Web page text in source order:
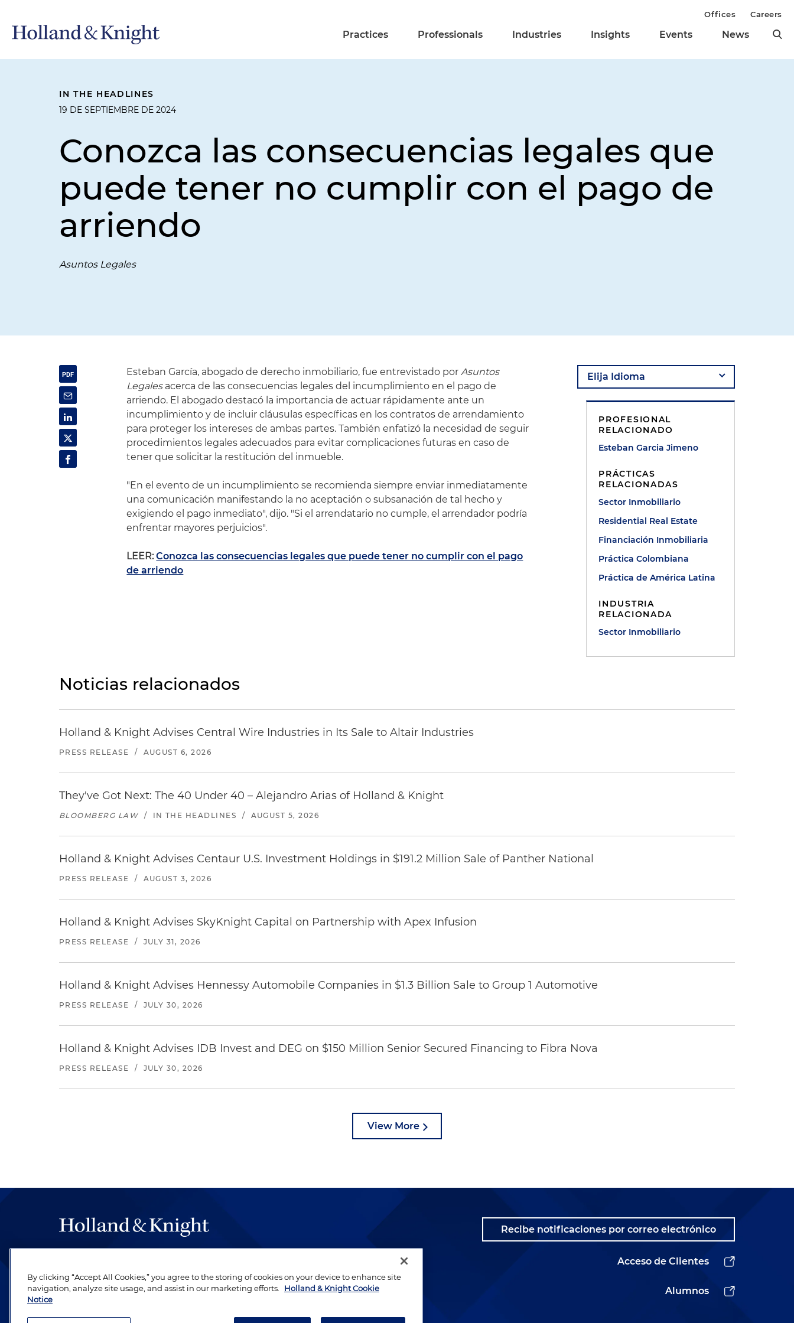
Practices Professionals Industries Insights Events News
Offices Careers
IN THE HEADLINES
19 DE SEPTIEMBRE DE 2024
Conozca las consecuencias legales que
puede tener no cumplir con el pago de
arriendo
Asuntos Legales
Esteban García, abogado de derecho inmobiliario, fue entrevistado porAsuntos
Legalesacerca de las consecuencias legales del incumplimiento en el pago de
arriendo. El abogado destacó la importancia de actuar rápidamente ante un
incumplimiento y de incluir cláusulas específicas en los contratos de arrendamiento
para proteger los intereses de ambas partes. También enfatizó la necesidad de seguir
procedimientos legales adecuados para evitar complicaciones futuras en caso de
tener que solicitar la restitución del inmueble.
"En el evento de un incumplimiento se recomienda siempre enviar inmediatamente
una comunicación manifestando la no aceptación o subsanación de tal hecho y
exigiendo el pago inmediato", dijo. "Si el arrendatario no cumple, el arrendador podría
enfrentar mayores perjuicios".
LEER:Conozca las consecuencias legales que puede tener no cumplir con el pago
de arriendo
PROFESIONAL
RELACIONADO
Esteban Garcia Jimeno
PRÁCTICAS
RELACIONADAS
Sector Inmobiliario
Residential Real Estate
Financiación Inmobiliaria
Práctica Colombiana
Práctica de América Latina
INDUSTRIA
RELACIONADA
Sector Inmobiliario
Noticias relacionados
Holland & Knight Advises Central Wire Industries in Its Sale to Altair Industries
PRESS RELEASE / AUGUST 6, 2026
They've Got Next: The 40 Under 40 – Alejandro Arias of Holland & Knight
BLOOMBERG LAW / IN THE HEADLINES / AUGUST 5, 2026
Holland & Knight Advises Centaur U.S. Investment Holdings in $191.2 Million Sale of Panther National
PRESS RELEASE / AUGUST 3, 2026
Holland & Knight Advises SkyKnight Capital on Partnership with Apex Infusion
PRESS RELEASE / JULY 31, 2026
Holland & Knight Advises Hennessy Automobile Companies in $1.3 Billion Sale to Group 1 Automotive
PRESS RELEASE / JULY 30, 2026
Holland & Knight Advises IDB Invest and DEG on $150 Million Senior Secured Financing to Fibra Nova
PRESS RELEASE / JULY 30, 2026
View More
Recibe notificaciones por correo electrónico
Acceso de Clientes
Alumnos
By clicking “Accept All Cookies,” you agree to the storing of cookies on your device to enhance site
navigation, analyze site usage, and assist in our marketing efforts.
Holland & Knight Cookie
Notice